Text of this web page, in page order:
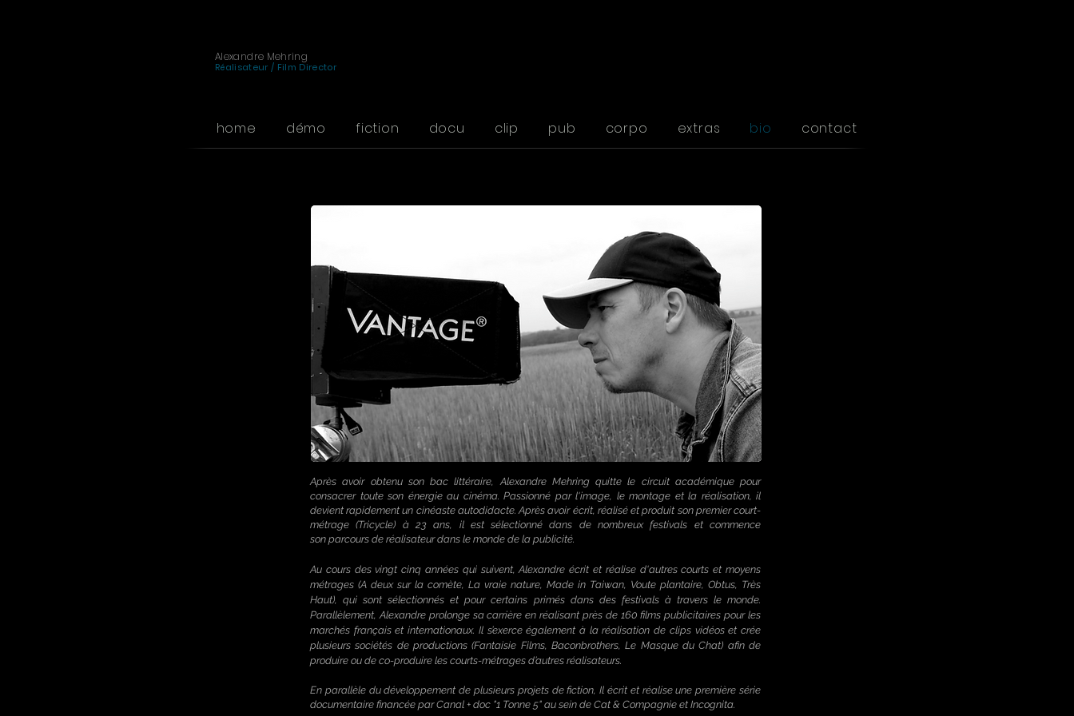
Après avoir obtenu son bac littéraire, Alexandre Mehring quitte le circuit académique pour
consacrer toute son énergie au cinéma. Passionné par l'image, le montage et la réalisation, il
devient rapidement un cinéaste autodidacte. Après avoir écrit, réalisé et produit son premier court-
métrage (Tricycle) à 23 ans, il est sélectionné dans de nombreux festivals et commence
son parcours de réalisateur dans le monde de la publicité.
Au cours des vingt cinq années qui suivent, Alexandre écrit et réalise d'autres courts et moyens
métrages (A deux sur la comète, La vraie nature, Made in Taiwan, Voute plantaire, Obtus, Très
Haut), qui sont sélectionnés et pour certains primés dans des festivals à travers le monde.
Parallèlement, Alexandre prolonge sa carrière en réalisant près de 160 films publicitaires pour les
marchés français et internationaux. Il s’exerce également à la réalisation de clips vidéos et crée
plusieurs sociétés de productions (Fantaisie Films, Baconbrothers, Le Masque du Chat) afin de
produire ou de co-produire les courts-métrages d’autres réalisateurs.
En parallèledudéveloppement de plusieurs projets de fiction, Il écrit et réalise une première série
documentaire financée par Canal + doc "1 Tonne 5" au sein de Cat & Compagnie et Incognita.
Alexandre Mehring
Réalisateur / Film Director
home démo fiction docu clip pub corpo extras bio contact